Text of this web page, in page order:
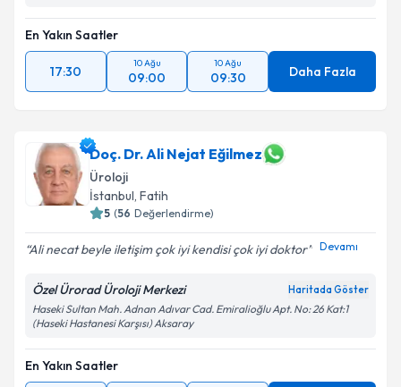
En Yakın Saatler
17:30
10 Ağu
09:00
10 Ağu
09:30 Daha Fazla
Doç. Dr. Ali Nejat Eğilmez
Üroloji
İstanbul, Fatih
5 (56 Değerlendirme)
Ali necat beyle iletişim çok iyi kendisi çok iyi doktor Devamı
Özel Ürorad Üroloji Merkezi Haritada Göster
Haseki Sultan Mah. Adnan Adıvar Cad. Emiralioğlu Apt. No: 26 Kat:1
(Haseki Hastanesi Karşısı) Aksaray
En Yakın Saatler